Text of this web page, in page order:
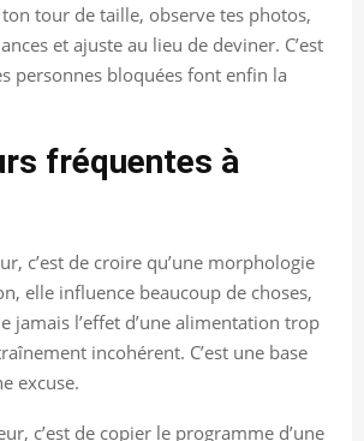
tour de taille, observe tes photos,
et ajuste au lieu de deviner. C’est
personnes bloquées font enfin la
fréquentes à
c’est de croire qu’une morphologie
elle influence beaucoup de choses,
jamais l’effet d’une alimentation trop
incohérent. C’est une base
excuse.
c’est de copier le programme d’une